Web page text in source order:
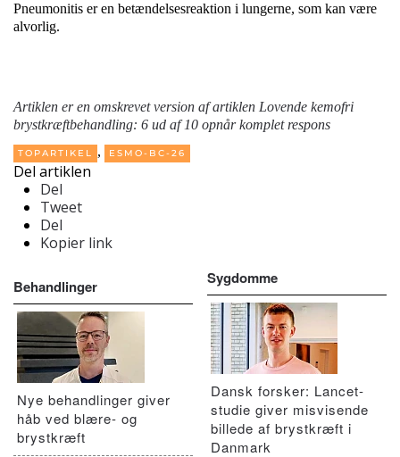
Pneumonitis er en betændelsesreaktion i lungerne, som kan være
alvorlig.
Artiklen er en omskrevet version af artiklen Lovende kemofri
brystkræftbehandling: 6 ud af 10 opnår komplet respons
TOPARTIKEL , ESMO-BC-26
Del artiklen
Del
Tweet
Del
Kopier link
Behandlinger
Nye behandlinger giver
håb ved blære- og
brystkræft
Sygdomme
Dansk forsker: Lancet-
studie giver misvisende
billede af brystkræft i
Danmark